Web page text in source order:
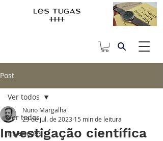
Post
Ver todos
Invenções
Ver todos
Investigação científica
Nuno Margalha
29 de jul. de 2023 15 min de leitura